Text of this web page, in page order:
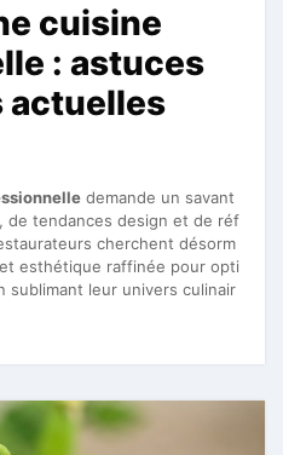
cuisine
: astuces
actuelles
demande un savant
de tendances design et de réf
cherchent désorm
esthétique raffinée pour opti
sublimant leur univers culinair